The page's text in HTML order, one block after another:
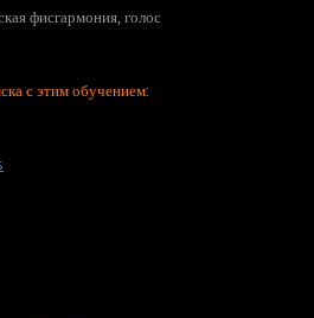
фисгармония, голос
с этим обучением: